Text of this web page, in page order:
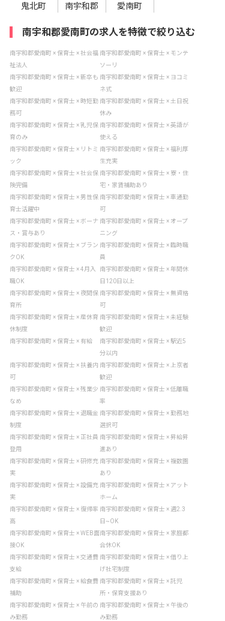
鬼北町
南宇和郡 愛南町
南宇和郡愛南町の求人を特徴で絞り込む
南宇和郡愛南町 × 保育士 × 社会福
祉法人
南宇和郡愛南町 × 保育士 × モンテ
ソーリ
南宇和郡愛南町 × 保育士 × 新卒も
歓迎
南宇和郡愛南町 × 保育士 × ヨコミ
ネ式
南宇和郡愛南町 × 保育士 × 時短勤
務可
南宇和郡愛南町 × 保育士 × 土日祝
休み
南宇和郡愛南町 × 保育士 × 乳児保
育のみ
南宇和郡愛南町 × 保育士 × 英語が
使える
南宇和郡愛南町 × 保育士 × リトミ
ック
南宇和郡愛南町 × 保育士 × 福利厚
生充実
南宇和郡愛南町 × 保育士 × 社会保
険完備
南宇和郡愛南町 × 保育士 × 寮・住
宅・家賃補助あり
南宇和郡愛南町 × 保育士 × 男性保
育士活躍中
南宇和郡愛南町 × 保育士 × 車通勤
可
南宇和郡愛南町 × 保育士 × ボーナ
ス・賞与あり
南宇和郡愛南町 × 保育士 × オープ
ニング
南宇和郡愛南町 × 保育士 × ブラン
クOK
南宇和郡愛南町 × 保育士 × 臨時職
員
南宇和郡愛南町 × 保育士 × 4月入
職OK
南宇和郡愛南町 × 保育士 × 年間休
日120日以上
南宇和郡愛南町 × 保育士 × 夜間保
育所
南宇和郡愛南町 × 保育士 × 無資格
可
南宇和郡愛南町 × 保育士 × 産休育
休制度
南宇和郡愛南町 × 保育士 × 未経験
歓迎
南宇和郡愛南町 × 保育士 × 有給
南宇和郡愛南町 × 保育士 × 駅近5
分以内
南宇和郡愛南町 × 保育士 × 扶養内
可
南宇和郡愛南町 × 保育士 × 上京者
歓迎
南宇和郡愛南町 × 保育士 × 残業少
なめ
南宇和郡愛南町 × 保育士 × 低離職
率
南宇和郡愛南町 × 保育士 × 退職金
制度
南宇和郡愛南町 × 保育士 × 勤務地
選択可
南宇和郡愛南町 × 保育士 × 正社員
登用
南宇和郡愛南町 × 保育士 × 昇給昇
進あり
南宇和郡愛南町 × 保育士 × 研修充
実
南宇和郡愛南町 × 保育士 × 複数園
あり
南宇和郡愛南町 × 保育士 × 設備充
実
南宇和郡愛南町 × 保育士 × アット
ホーム
南宇和郡愛南町 × 保育士 × 復帰率
高
南宇和郡愛南町 × 保育士 × 週2.3
日~OK
南宇和郡愛南町 × 保育士 × WEB面
接OK
南宇和郡愛南町 × 保育士 × 家庭都
合休OK
南宇和郡愛南町 × 保育士 × 交通費
支給
南宇和郡愛南町 × 保育士 × 借り上
げ社宅制度
南宇和郡愛南町 × 保育士 × 給食費
補助
南宇和郡愛南町 × 保育士 × 託児
所・保育支援あり
南宇和郡愛南町 × 保育士 × 午前の
み勤務
南宇和郡愛南町 × 保育士 × 午後の
み勤務